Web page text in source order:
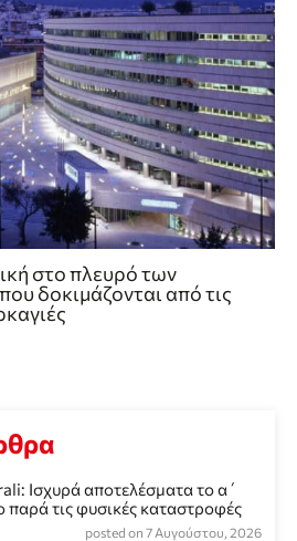
στο πλευρό των
δοκιμάζονται από τις
Ισχυρά αποτελέσματα το α΄
παρά τις φυσικές καταστροφές
posted on 7 Αυγούστου, 2026